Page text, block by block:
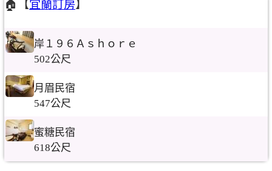
🏠【宜蘭訂房】
岸１９６Ａｓｈｏｒｅ
502公尺
月眉民宿
547公尺
蜜糖民宿
618公尺